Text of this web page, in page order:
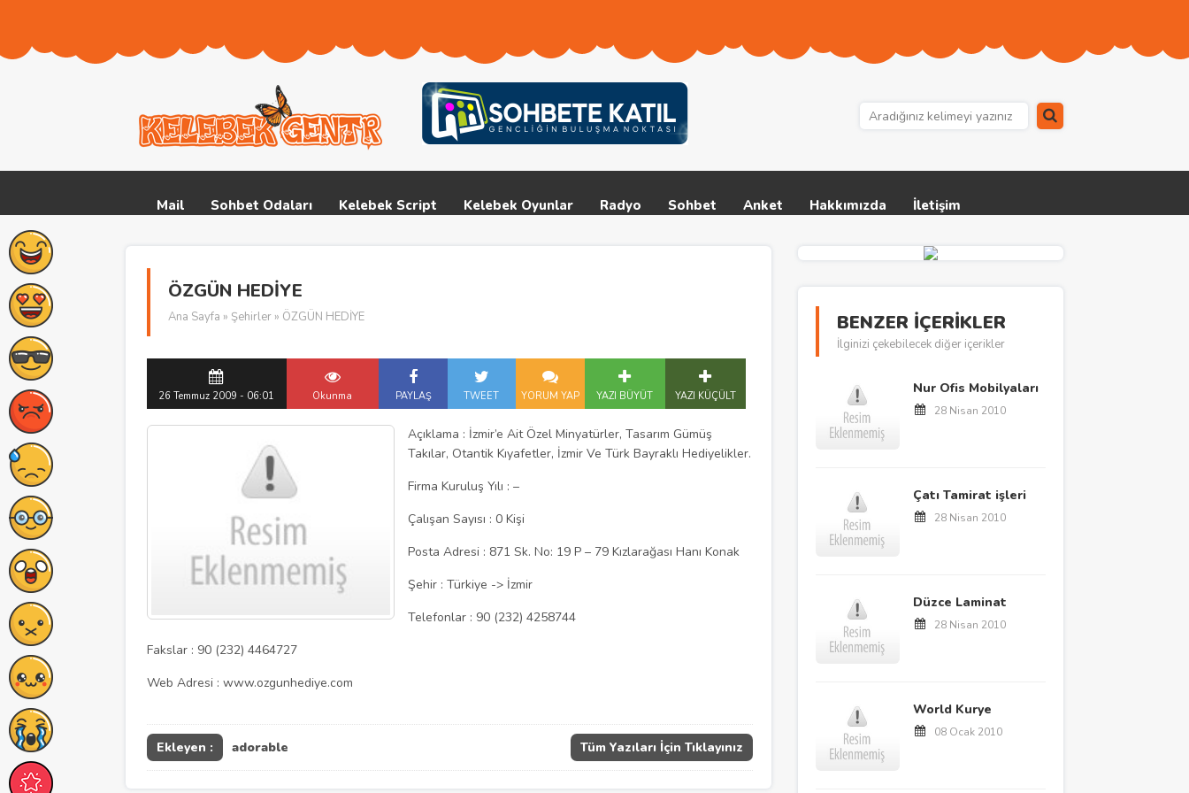
Mail Sohbet Odaları Kelebek Script Kelebek Oyunlar Radyo Sohbet Anket Hakkımızda İletişim
ÖZGÜN HEDİYE
Ana Sayfa » Şehirler » ÖZGÜN HEDİYE
26 Temmuz 2009 - 06:01 Okunma PAYLAŞ TWEET YORUM YAP YAZI BÜYÜT YAZI KÜÇÜLT
Açıklama : İzmir’e Ait Özel Minyatürler, Tasarım Gümüş
Takılar, Otantik Kıyafetler, İzmir Ve Türk Bayraklı Hediyelikler.
Firma Kuruluş Yılı : –
Çalışan Sayısı : 0 Kişi
Posta Adresi : 871 Sk. No: 19 P – 79 Kızlarağası Hanı Konak
Şehir : Türkiye -> İzmir
Telefonlar : 90 (232) 4258744
Fakslar : 90 (232) 4464727
Web Adresi : www.ozgunhediye.com
Ekleyen : adorable Tüm Yazıları İçin Tıklayınız
BENZER İÇERİKLER
İlginizi çekebilecek diğer içerikler
Nur Ofis Mobilyaları
28 Nisan 2010
Çatı Tamirat işleri
28 Nisan 2010
Düzce Laminat
28 Nisan 2010
World Kurye
08 Ocak 2010